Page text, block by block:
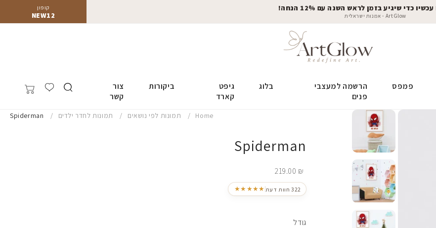
קופון
NEW12
כדי שיגיע בזמן לראש השנה עם 12% הנחה!
ArtGlow - אמנות ישראלית
פמפס
הרשמה למעצבי
פנים
בלוג
גיפט
קארד
ביקורות
צור
קשר
Home תמונות לפי נושאים תמונות לחדר ילדים Spiderman
Spiderman
219.00 ₪
★★★★★ 322 חוות דעת
גודל